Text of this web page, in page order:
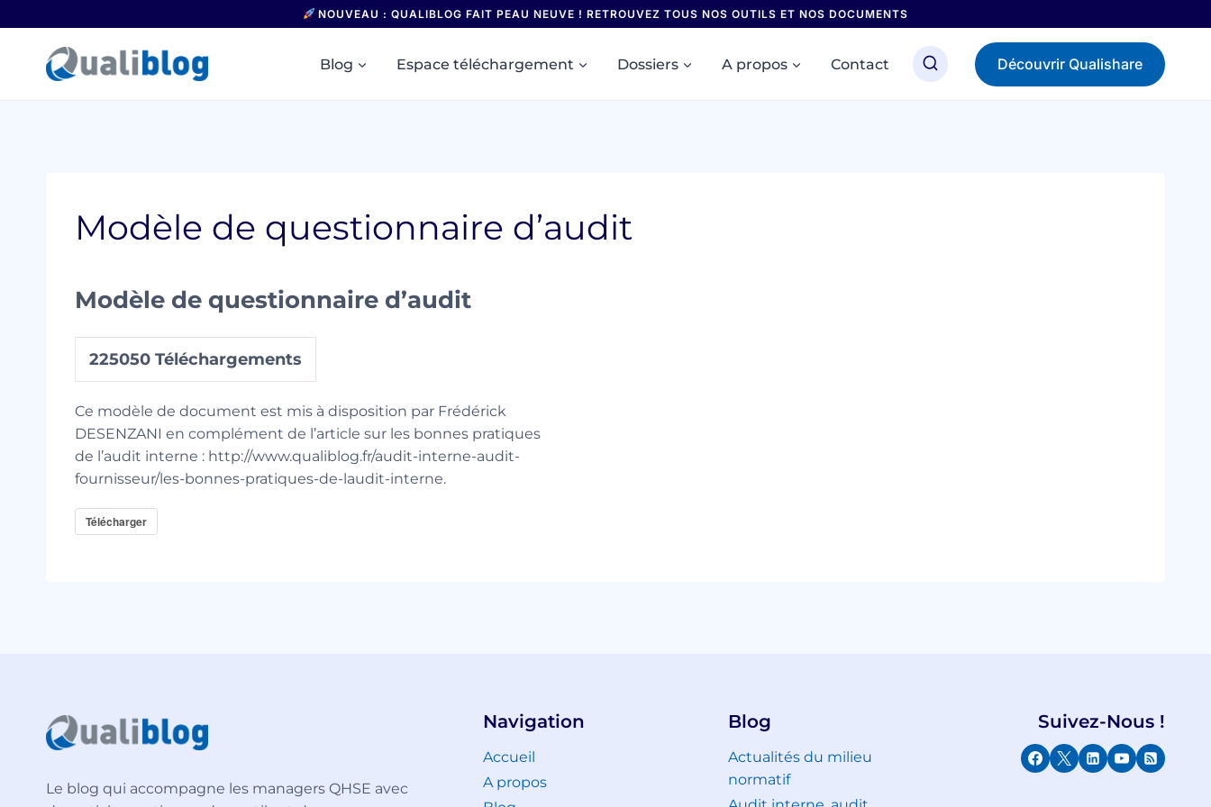
au
contenu
NOUVEAU : QUALIBLOG FAIT PEAU NEUVE ! RETROUVEZ TOUS NOS OUTILS ET NOS DOCUMENTS
Blog Espace téléchargement Dossiers A propos Contact Découvrir Qualishare
Modèle de questionnaire d’audit
Modèle de questionnaire d’audit
225050 Téléchargements
Ce modèle de document est mis à disposition par Frédérick
DESENZANI en complément de l’article sur les bonnes pratiques
de l’audit interne : http://www.qualiblog.fr/audit-interne-audit-
fournisseur/les-bonnes-pratiques-de-laudit-interne.
Télécharger
Le blog qui accompagne les managers QHSE avec
Navigation
Accueil
A propos
Blog
Actualités du milieu
normatif
Suivez-Nous !